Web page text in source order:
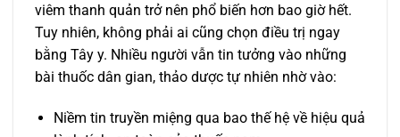
viêm thanh quản trở nên phổ biến hơn bao giờ hết.
Tuy nhiên, không phải ai cũng chọn điều trị ngay
bằng Tây y. Nhiều người vẫn tin tưởng vào những
bài thuốc dân gian, thảo dược tự nhiên nhờ vào:
Niềm tin truyền miệng qua bao thế hệ về hiệu quả